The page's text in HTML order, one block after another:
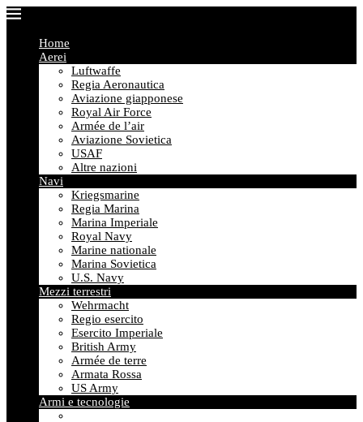
Home
Aerei
Luftwaffe
Regia Aeronautica
Aviazione giapponese
Royal Air Force
Armée de l’air
Aviazione Sovietica
USAF
Altre nazioni
Navi
Kriegsmarine
Regia Marina
Marina Imperiale
Royal Navy
Marine nationale
Marina Sovietica
U.S. Navy
Mezzi terrestri
Wehrmacht
Regio esercito
Esercito Imperiale
British Army
Armée de terre
Armata Rossa
US Army
Armi e tecnologie